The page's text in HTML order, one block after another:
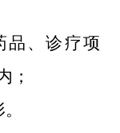
品 、诊疗项
；